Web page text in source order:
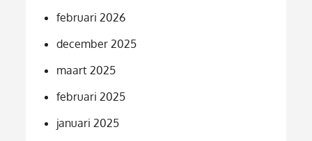
februari 2026
december 2025
maart 2025
februari 2025
januari 2025